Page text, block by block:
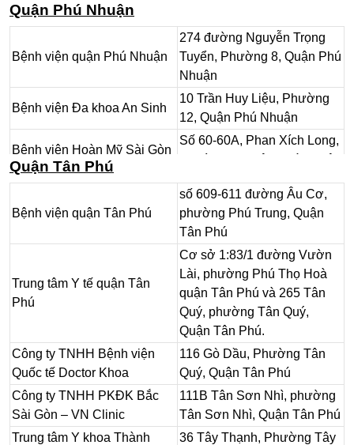
Quận Phú Nhuận
Bệnh viện quận Phú Nhuận
274 đường Nguyễn Trọng
Tuyển, Phường 8, Quận Phú
Nhuận
Bệnh viện Đa khoa An Sinh
10 Trần Huy Liệu, Phường
12, Quận Phú Nhuận
Bệnh viện Hoàn Mỹ Sài Gòn
Số 60-60A, Phan Xích Long,
Trung tâm Y tế Quận Phú
23 Nguyễn Văn Đậu,
Phường 5, Quận Phú Nhuận
Quận Tân Phú
Bệnh viện quận Tân Phú
số 609-611 đường Âu Cơ,
phường Phú Trung, Quận
Tân Phú
Trung tâm Y tế quận Tân
Phú
Cơ sở 1:83/1 đường Vườn
Lài, phường Phú Thọ Hoà
quận Tân Phú và 265 Tân
Quý, phường Tân Quý,
Quận Tân Phú.
Công ty TNHH Bệnh viện
Quốc tế Doctor Khoa
116 Gò Dầu, Phường Tân
Quý, Quận Tân Phú
Công ty TNHH PKĐK Bắc
Sài Gòn – VN Clinic
111B Tân Sơn Nhì, phường
Tân Sơn Nhì, Quận Tân Phú
Trung tâm Y khoa Thành
36 Tây Thạnh, Phường Tây